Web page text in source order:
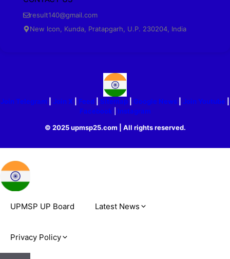
result140@gmail.com
New Icon, Kunda, Pratapgarh, U.P. 230204, India
Join Telegram Join X Feed Sitemap Google News Join Youtube
Facebook
Instagram
© 2025 upmsp25.com | All rights reserved.
UPMSP UP Board Latest News
Privacy Policy